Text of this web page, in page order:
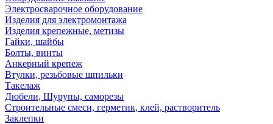
Электросварочное оборудование
Изделия для электромонтажа
Изделия крепежные, метизы
Гайки, шайбы
Болты, винты
Анкерный крепеж
Втулки, резьбовые шпильки
Такелаж
Дюбели, Шурупы, саморезы
Строительные смеси, герметик, клей, растворитель
Заклепки